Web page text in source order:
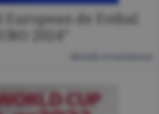
European de Fotbal
2024”